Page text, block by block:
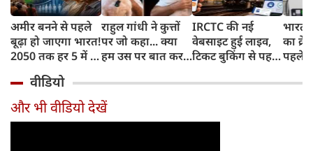
अमीर बनने से पहले
बूढ़ा हो जाएगा भारत!
2050 तक हर 5 में 1
साल से ज्यादा उम्र का
राहुल गांधी ने कुत्तों
पर जो कहा... क्या
हम उस पर बात कर
IRCTC की नई
वेबसाइट हुई लाइव,
टिकट बुकिंग से पहले
काम, जानें पूरा
भारत
का
पहले
और
वीडियो
और भी वीडियो देखें